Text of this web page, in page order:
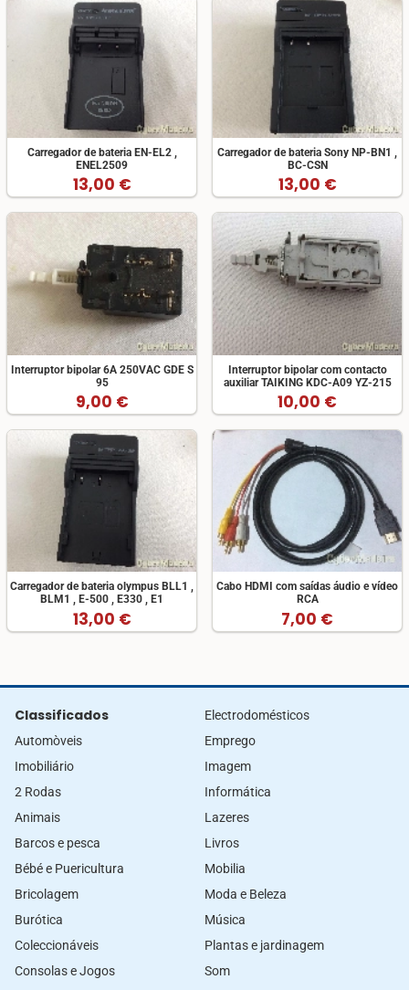
Carregador de bateria EN-EL2 ,
ENEL2509
13,00 €
Carregador de bateria Sony NP-BN1 ,
BC-CSN
13,00 €
Interruptor bipolar 6A 250VAC GDE S
95
9,00 €
Interruptor bipolar com contacto
auxiliar TAIKING KDC-A09 YZ-215
10,00 €
Carregador de bateria olympus BLL1 ,
BLM1 , E-500 , E330 , E1
13,00 €
Cabo HDMI com saídas áudio e vídeo
RCA
7,00 €
Classificados
Automòveis
Imobiliário
2 Rodas
Animais
Barcos e pesca
Bébé e Puericultura
Bricolagem
Burótica
Coleccionáveis
Consolas e Jogos
Electrodomésticos
Emprego
Imagem
Informática
Lazeres
Livros
Mobilia
Moda e Beleza
Música
Plantas e jardinagem
Som